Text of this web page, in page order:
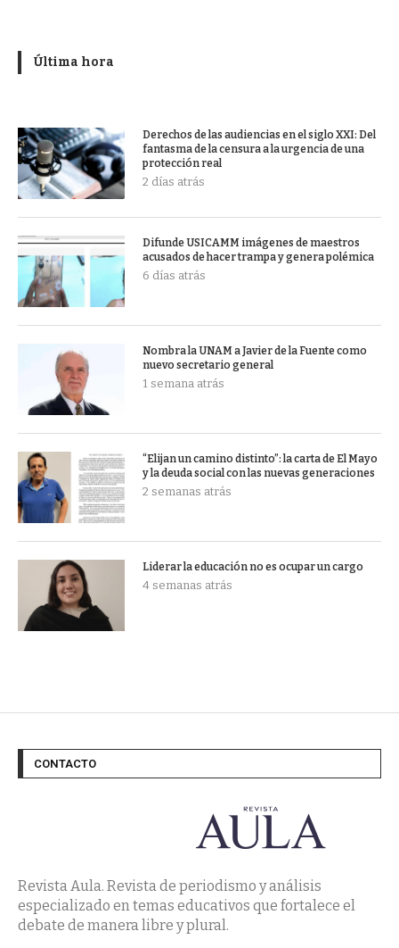
Última hora
Derechos de las audiencias en el siglo XXI: Del
fantasma de la censura a la urgencia de una
protección real
2 días atrás
Difunde USICAMM imágenes de maestros
acusados de hacer trampa y genera polémica
6 días atrás
Nombra la UNAM a Javier de la Fuente como
nuevo secretario general
1 semana atrás
“Elijan un camino distinto”: la carta de El Mayo
y la deuda social con las nuevas generaciones
2 semanas atrás
Liderar la educación no es ocupar un cargo
4 semanas atrás
CONTACTO
Revista Aula. Revista de periodismo y análisis
especializado en temas educativos que fortalece el
debate de manera libre y plural.